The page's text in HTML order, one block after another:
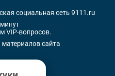
социальная сеть 9111.ru
VIP-вопросов.
сайта